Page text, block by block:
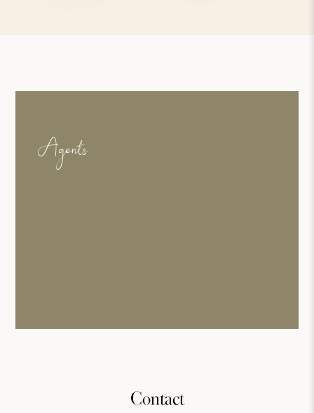
Agents
Contact